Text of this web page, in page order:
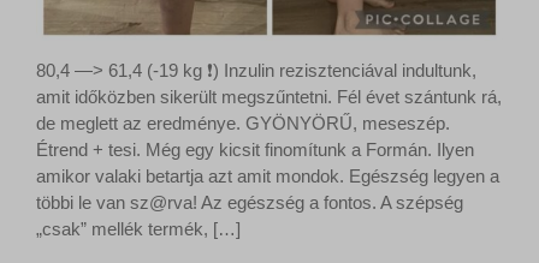
80,4 —> 61,4 (-19 kg ❗️) Inzulin rezisztenciával indultunk,
amit időközben sikerült megszűntetni. Fél évet szántunk rá,
de meglett az eredménye. GYÖNYÖRŰ, meseszép.
Étrend + tesi. Még egy kicsit finomítunk a Formán. Ilyen
amikor valaki betartja azt amit mondok. Egészség legyen a
többi le van sz@rva! Az egészség a fontos. A szépség
„csak” mellék termék, […]